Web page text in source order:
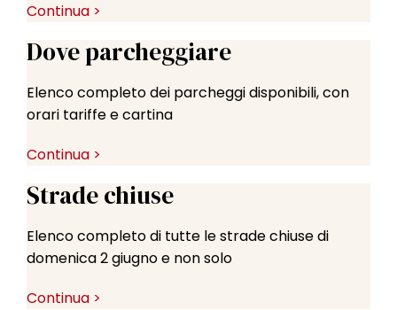
Continua >
Dove parcheggiare
Elenco completo dei parcheggi disponibili, con
orari tariffe e cartina
Continua >
Strade chiuse
Elenco completo di tutte le strade chiuse di
domenica 2 giugno e non solo
Continua >